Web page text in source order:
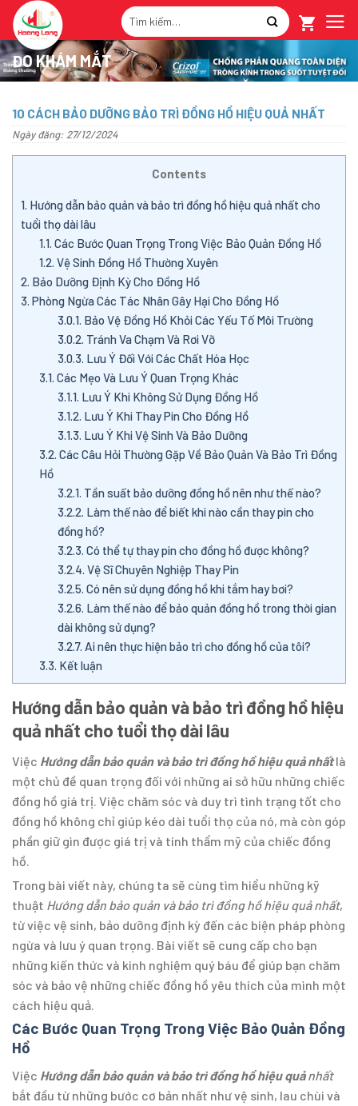
Skip
content
Tìm
kiếm:
ĐO KHÁM MẮT
10 CÁCH BẢO DƯỠNG BẢO TRÌ ĐỒNG HỒ HIỆU QUẢ NHẤT
Ngày đăng: 27/12/2024
Contents
1. Hướng dẫn bảo quản và bảo trì đồng hồ hiệu quả nhất cho
tuổi thọ dài lâu
1.1. Các Bước Quan Trọng Trong Việc Bảo Quản Đồng Hồ
1.2. Vệ Sinh Đồng Hồ Thường Xuyên
2. Bảo Dưỡng Định Kỳ Cho Đồng Hồ
3. Phòng Ngừa Các Tác Nhân Gây Hại Cho Đồng Hồ
3.0.1. Bảo Vệ Đồng Hồ Khỏi Các Yếu Tố Môi Trường
3.0.2. Tránh Va Chạm Và Rơi Vỡ
3.0.3. Lưu Ý Đối Với Các Chất Hóa Học
3.1. Các Mẹo Và Lưu Ý Quan Trọng Khác
3.1.1. Lưu Ý Khi Không Sử Dụng Đồng Hồ
3.1.2. Lưu Ý Khi Thay Pin Cho Đồng Hồ
3.1.3. Lưu Ý Khi Vệ Sinh Và Bảo Dưỡng
3.2. Các Câu Hỏi Thường Gặp Về Bảo Quản Và Bảo Trì Đồng
Hồ
3.2.1. Tần suất bảo dưỡng đồng hồ nên như thế nào?
3.2.2. Làm thế nào để biết khi nào cần thay pin cho
đồng hồ?
3.2.3. Có thể tự thay pin cho đồng hồ được không?
3.2.4. Vệ Sĩ Chuyên Nghiệp Thay Pin
3.2.5. Có nên sử dụng đồng hồ khi tắm hay bơi?
3.2.6. Làm thế nào để bảo quản đồng hồ trong thời gian
dài không sử dụng?
3.2.7. Ai nên thực hiện bảo trì cho đồng hồ của tôi?
3.3. Kết luận
Hướng dẫn bảo quản và bảo trì đồng hồ hiệu
quả nhất cho tuổi thọ dài lâu
Việc Hướng dẫn bảo quản và bảo trì đồng hồ hiệu quả nhất là
một chủ đề quan trọng đối với những ai sở hữu những chiếc
đồng hồ giá trị. Việc chăm sóc và duy trì tình trạng tốt cho
đồng hồ không chỉ giúp kéo dài tuổi thọ của nó, mà còn góp
phần giữ gìn được giá trị và tính thẩm mỹ của chiếc đồng
hồ.
Trong bài viết này, chúng ta sẽ cùng tìm hiểu những kỹ
thuật Hướng dẫn bảo quản và bảo trì đồng hồ hiệu quả nhất,
từ việc vệ sinh, bảo dưỡng định kỳ đến các biện pháp phòng
ngừa và lưu ý quan trọng. Bài viết sẽ cung cấp cho bạn
những kiến thức và kinh nghiệm quý báu để giúp bạn chăm
sóc và bảo vệ những chiếc đồng hồ yêu thích của mình một
cách hiệu quả.
Các Bước Quan Trọng Trong Việc Bảo Quản Đồng
Hồ
Việc Hướng dẫn bảo quản và bảo trì đồng hồ hiệu quảnhất
bắt đầu từ những bước cơ bản nhất như vệ sinh, lau chùi và